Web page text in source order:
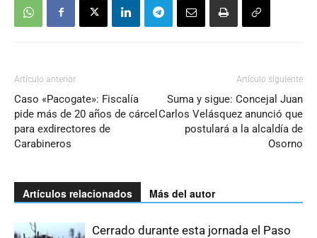
Artículo anterior
Caso «Pacogate»: Fiscalía
pide más de 20 años de cárcel
para exdirectores de
Carabineros
Artículo siguiente
Suma y sigue: Concejal Juan
Carlos Velásquez anunció que
postulará a la alcaldía de
Osorno
Artículos relacionados Más del autor
Cerrado durante esta jornada el Paso